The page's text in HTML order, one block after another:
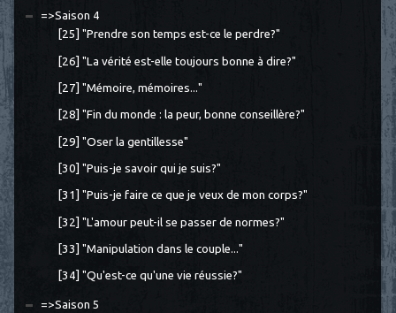
=>Saison 4
[25] "Prendre son temps est-ce le perdre?"
[26] "La vérité est-elle toujours bonne à dire?"
[27] "Mémoire, mémoires..."
[28] "Fin du monde : la peur, bonne conseillère?"
[29] "Oser la gentillesse"
[30] "Puis-je savoir qui je suis?"
[31] "Puis-je faire ce que je veux de mon corps?"
[32] "L'amour peut-il se passer de normes?"
[33] "Manipulation dans le couple..."
[34] "Qu'est-ce qu'une vie réussie?"
=>Saison 5